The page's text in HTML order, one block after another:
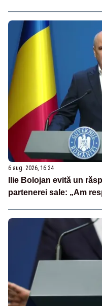
6 aug. 2026, 16:34
Ilie Bolojan evită un
partenerei sale: „Am